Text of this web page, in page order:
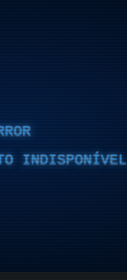
INDISPONÍVEL